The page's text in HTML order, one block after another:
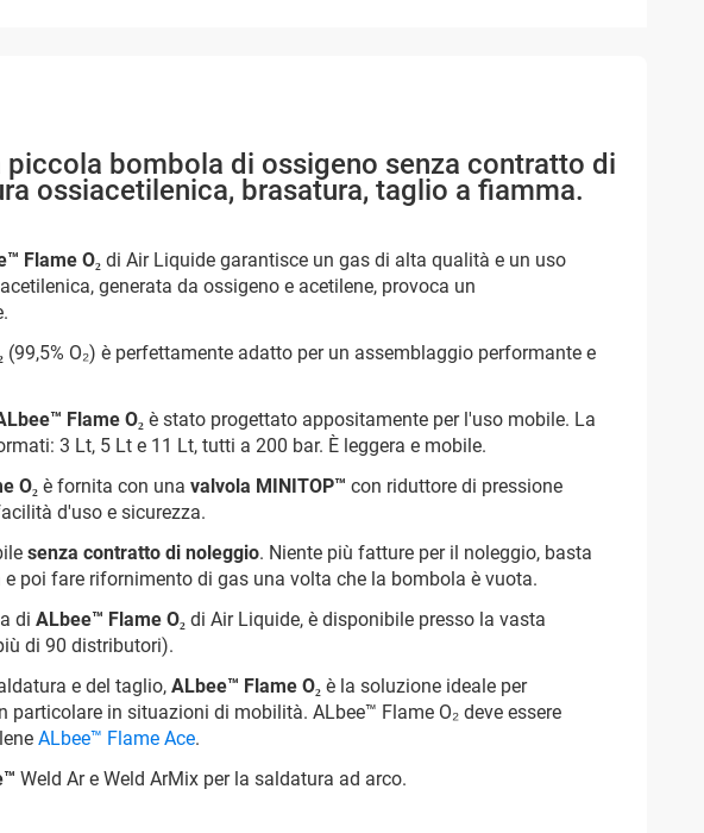
piccola bombola di ossigeno senza contratto di
ossiacetilenica, brasatura, taglio a fiamma.
Flame O₂ di Air Liquide garantisce un gas di alta qualità e un uso
generata da ossigeno e acetilene, provoca un
(99,5% O₂) è perfettamente adatto per un assemblaggio performante e
Flame O₂ è stato progettato appositamente per l'uso mobile. La
3 Lt, 5 Lt e 11 Lt, tutti a 200 bar. È leggera e mobile.
O₂ è fornita con una valvola MINITOP™ con riduttore di pressione
d'uso e sicurezza.
senza contratto di noleggio. Niente più fatture per il noleggio, basta
poi fare rifornimento di gas una volta che la bombola è vuota.
di ALbee™ Flame O₂ di Air Liquide, è disponibile presso la vasta
di 90 distributori).
e del taglio, ALbee™ Flame O₂ è la soluzione ideale per
in situazioni di mobilità. ALbee™ Flame O₂ deve essere
ALbee™ Flame Ace.
Weld Ar e Weld ArMix per la saldatura ad arco.